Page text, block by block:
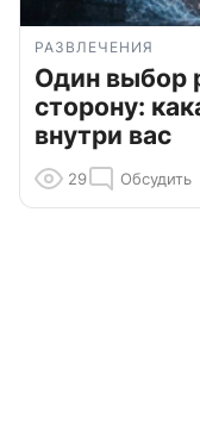
РАЗВЛЕЧЕНИЯ
Один выбор
сторону:
внутри вас
29 Обсудить